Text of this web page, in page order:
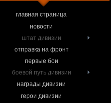
главная страница
новости
штат дивизии
отправка на фронт
первые бои
боевой путь дивизии
награды дивизии
герои дивизии